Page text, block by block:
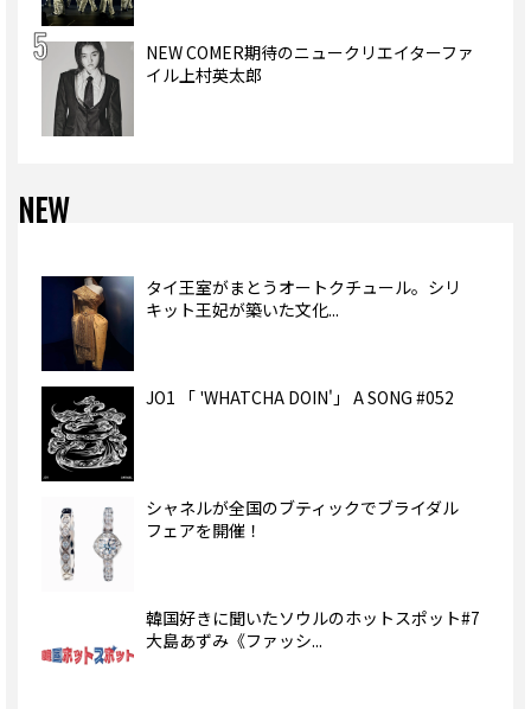
NEW COMER期待のニュークリエイターファ
イル上村英太郎
NEW
タイ王室がまとうオートクチュール。シリ
キット王妃が築いた文化...
JO1 「 'WHATCHA DOIN'」 A SONG #052
シャネルが全国のブティックでブライダル
フェアを開催！
韓国好きに聞いたソウルのホットスポット#7
大島あずみ《ファッシ...